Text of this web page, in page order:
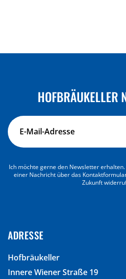
HOFBRÄUKELLER
Ich möchte gerne den Newsletter
einer Nachricht über das
Zukunft
ADRESSE
Hofbräukeller
Innere Wiener Straße 19